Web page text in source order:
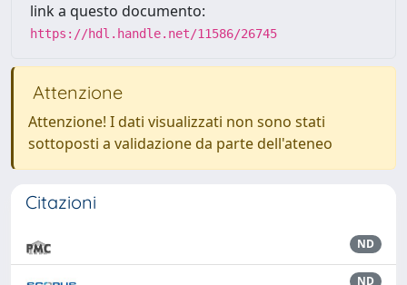
link a questo documento:
https://hdl.handle.net/11586/26745
Attenzione
Attenzione! I dati visualizzati non sono stati
sottoposti a validazione da parte dell'ateneo
Citazioni
ND
ND